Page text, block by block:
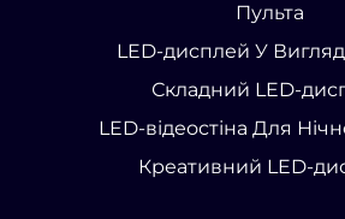
Пульта
LED-дисплей У
Складний LED-
LED-відеостіна Для
Креативний LED-